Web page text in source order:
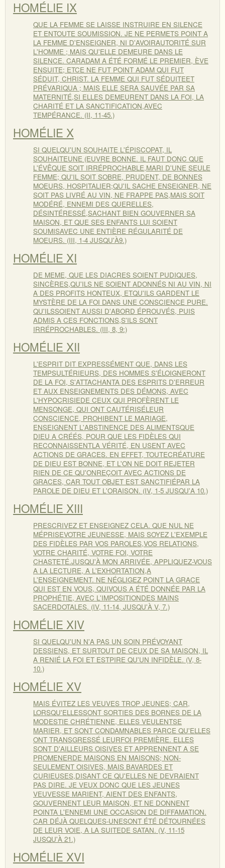
HOMÉLIE IX
QUE LA FEMME SE LAISSE INSTRUIRE EN SILENCE
ET ENTOUTE SOUMISSION. JE NE PERMETS POINT A
LA FEMME D'ENSEIGNER, NI D'AVOIRAUTORITÉ SUR
L'HOMME ; MAIS QU'ELLE DEMEURE DANS LE
SILENCE. CARADAM A ÉTÉ FORMÉ LE PREMIER, ÈVE
ENSUITE; ETCE NE FUT POINT ADAM QUI FUT
SÉDUIT, CHRIST. LA FEMME QUI FUT SÉDUITEET
PRÉVARIQUA ; MAIS ELLE SERA SAUVÉE PAR SA
MATERNITÉ,SI ELLES DEMEURENT DANS LA FOI, LA
CHARITÉ ET LA SANCTIFICATION,AVEC
TEMPÉRANCE. (II, 11-45.)
HOMÉLIE X
SI QUELQU'UN SOUHAITE L'ÉPISCOPAT, IL
SOUHAITEUNE (EUVRE BONNE. IL FAUT DONC QUE
L'ÉVÊQUE SOIT IRRÉPROCHABLE,MARI D'UNE SEULE
FEMME; QU'IL SOIT SOBRE, PRUDENT, DE BONNES
MOEURS, HOSPITALIER;QU'IL SACHE ENSEIGNER, NE
SOIT PAS LIVRÉ AU VIN, NE FRAPPE PAS,MAIS SOIT
MODÉRÉ, ENNEMI DES QUERELLES,
DÉSINTÉRESSÉ,SACHANT BIEN GOUVERNER SA
MAISON, ET QUE SES ENFANTS LUI SOIENT
SOUMISAVEC UNE ENTIÈRE RÉGULARITÉ DE
MOEURS. (III, 1-4 JUSQU'À9.)
HOMÉLIE XI
DE MEME, QUE LES DIACRES SOIENT PUDIQUES,
SINCÈRES,QU'ILS NE SOIENT ADONNÉS NI AU VIN, NI
A DES PROFITS HONTEUX, ETQU'ILS GARDENT LE
MYSTÈRE DE LA FOI DANS UNE CONSCIENCE PURE.
QU'ILSSOIENT AUSSI D'ABORD ÉPROUVÉS, PUIS
ADMIS A CES FONCTIONS,S'ILS SONT
IRRÉPROCHABLES. (III, 8, 9:)
HOMÉLIE XII
L'ESPRIT DIT EXPRESSÉMENT QUE, DANS LES
TEMPSULTÉRIEURS, DES HOMMES S'ÉLOIGNERONT
DE LA FOI, S'ATTACHANTA DES ESPRITS D'ERREUR
ET AUX ENSEIGNEMENTS DES DÉMONS, AVEC
L'HYPOCRISIEDE CEUX QUI PROFÈRENT LE
MENSONGE, QUI ONT CAUTÉRISÉLEUR
CONSCIENCE, PROHIBENT LE MARIAGE,
ENSEIGNENT L'ABSTINENCE DES ALIMENTSQUE
DIEU A CRÉÉS, POUR QUE LES FIDÈLES QUI
RECONNAISSENTLA VÉRITÉ, EN USENT AVEC
ACTIONS DE GRACES. EN EFFET, TOUTECRÉATURE
DE DIEU EST BONNE, ET L'ON NE DOIT REJETER
RIEN DE CE QU'ONREÇOIT AVEC ACTIONS DE
GRACES, CAR TOUT OBJET EST SANCTIFIÉPAR LA
PAROLE DE DIEU ET L'ORAISON. (IV, 1-5 JUSQU'A 10.)
HOMÉLIE XIII
PRESCRIVEZ ET ENSEIGNEZ CELA. QUE NUL NE
MÉPRISEVOTRE JEUNESSE, MAIS SOYEZ L'EXEMPLE
DES FIDÈLES PAR VOS PAROLES,VOS RELATIONS,
VOTRE CHARITÉ, VOTRE FOI, VOTRE
CHASTETÉ.JUSQU'À MON ARRIVÉE, APPLIQUEZ-VOUS
A LA LECTURE, A L'EXHORTATION,A
L'ENSEIGNEMENT. NE NÉGLIGEZ POINT LA GRACE
QUI EST EN VOUS, QUIVOUS A ÉTÉ DONNÉE PAR LA
PROPHÉTIE, AVEC L'IMPOSITIONDES MAINS
SACERDOTALES. (IV, 11-14, JUSQU'À V, 7.)
HOMÉLIE XIV
SI QUELQU'UN N'A PAS UN SOIN PRÉVOYANT
DESSIENS, ET SURTOUT DE CEUX DE SA MAISON, IL
A RENIÉ LA FOI ET ESTPIRE QU'UN INFIDÈLE. (V, 8-
10.)
HOMÉLIE XV
MAIS ÉVITEZ LES VEUVES TROP JEUNES; CAR,
LORSQU'ELLESSONT SORTIES DES BORNES DE LA
MODESTIE CHRÉTIENNE, ELLES VEULENTSE
MARIER, ET SONT CONDAMNABLES PARCE QU'ELLES
ONT TRANSGRESSÉ LEURFOI PREMIÈRE. ELLES
SONT D'AILLEURS OISIVES ET APPRENNENT A SE
PROMENERDE MAISONS EN MAISONS; NON-
SEULEMENT OISIVES, MAIS BAVARDES ET
CURIEUSES,DISANT CE QU'ELLES NE DEVRAIENT
PAS DIRE. JE VEUX DONC QUE LES JEUNES
VEUVESSE MARIENT, AIENT DES ENFANTS,
GOUVERNENT LEUR MAISON, ET NE DONNENT
POINTA L'ENNEMI UNE OCCASION DE DIFFAMATION.
CAR DÉJÀ QUELQUES-UNESONT ÉTÉ DÉTOURNÉES
DE LEUR VOIE, A LA SUITEDE SATAN. (V, 11-15
JUSQU'À 21.)
HOMÉLIE XVI